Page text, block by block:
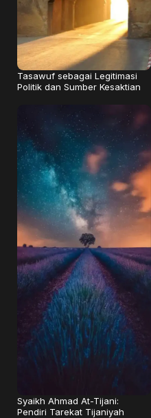
Tasawuf sebagai Legitimasi
Politik dan Sumber Kesaktian
Syaikh Ahmad At-Tijani:
Pendiri Tarekat Tijaniyah